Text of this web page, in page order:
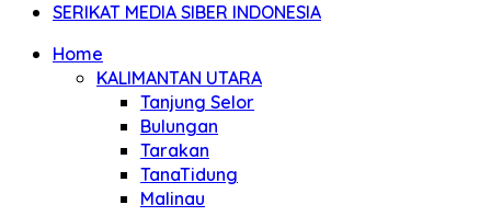
SERIKAT MEDIA SIBER INDONESIA
Home
KALIMANTAN UTARA
Tanjung Selor
Bulungan
Tarakan
TanaTidung
Malinau